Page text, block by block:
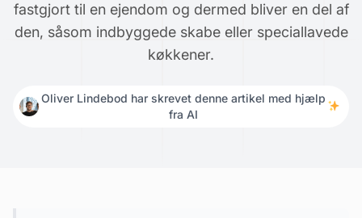
fastgjort til en ejendom og dermed bliver en del af
den, såsom indbyggede skabe eller speciallavede
køkkener.
Oliver Lindebod har skrevet denne artikel med hjælp
fra AI